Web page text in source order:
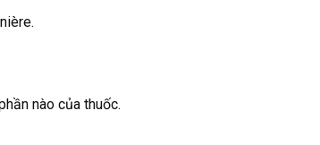
nào của thuốc.